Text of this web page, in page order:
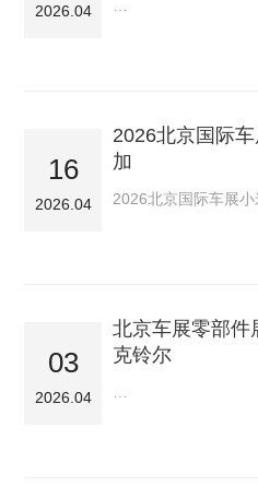
2026.04
16
2026.04
2026北京国际
加
2026北京国际车展
03
2026.04
北京车展零部件
克铃尔